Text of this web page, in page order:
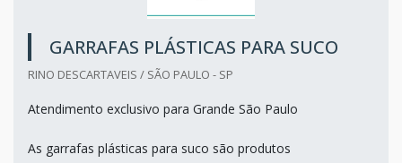
GARRAFAS PLÁSTICAS PARA SUCO
RINO DESCARTAVEIS / SÃO PAULO - SP
Atendimento exclusivo para Grande São Paulo
As garrafas plásticas para suco são produtos